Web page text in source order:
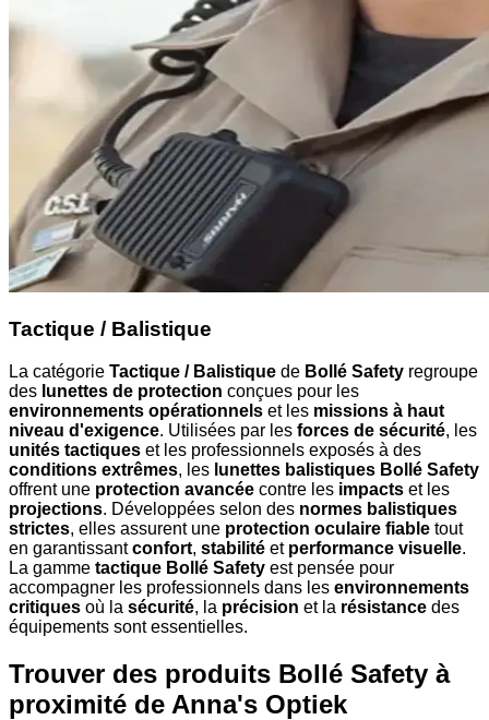
Tactique / Balistique
La catégorie Tactique / Balistique de Bollé Safety regroupe
des lunettes de protection conçues pour les
environnements opérationnels et les missions à haut
niveau d'exigence. Utilisées par les forces de sécurité, les
unités tactiques et les professionnels exposés à des
conditions extrêmes, les lunettes balistiques Bollé Safety
offrent une protection avancée contre les impacts et les
projections. Développées selon des normes balistiques
strictes, elles assurent une protection oculaire fiable tout
en garantissantconfort, stabilité et performance visuelle.
La gamme tactique Bollé Safety est pensée pour
accompagner les professionnels dans les environnements
critiques où la sécurité, la précision et la résistance des
équipements sont essentielles.
Trouver des produits Bollé Safety à
proximité de Anna's Optiek